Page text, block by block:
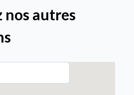
nos autres